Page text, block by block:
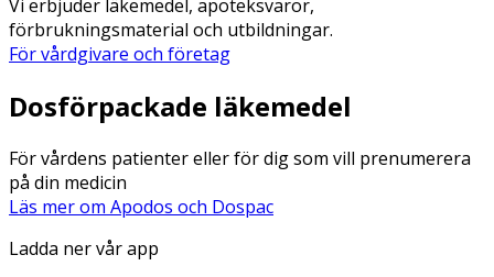
Vi erbjuder läkemedel, apoteksvaror,
förbrukningsmaterial och utbildningar.
För vårdgivare och företag
Dosförpackade läkemedel
För vårdens patienter eller för dig som vill prenumerera
på din medicin
Läs mer om Apodos och Dospac
Ladda ner vår app